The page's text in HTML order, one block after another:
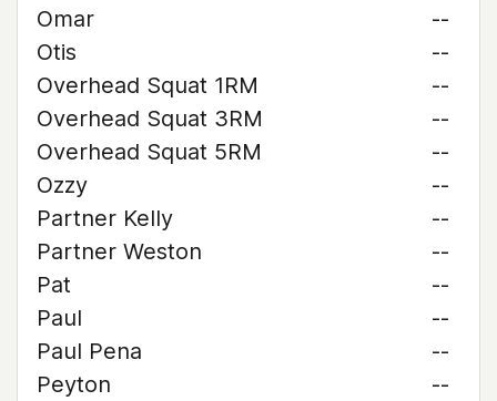
Omar
--
Otis
--
Overhead Squat 1RM
--
Overhead Squat 3RM
--
Overhead Squat 5RM
--
Ozzy
--
Partner Kelly
--
Partner Weston
--
Pat
--
Paul
--
Paul Pena
--
Peyton
--